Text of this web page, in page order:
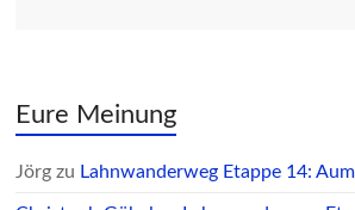
Eure Meinung
Jörg zu Lahnwanderweg Etappe 14: